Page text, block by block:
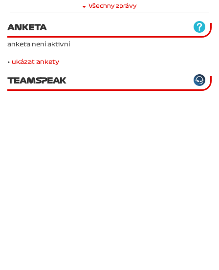
Všechny zprávy
ANKETA
anketa není aktivní
• ukázat ankety
TEAMSPEAK